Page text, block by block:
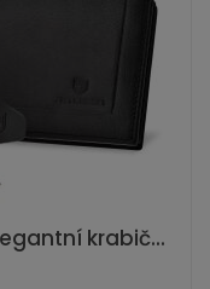
krabič...